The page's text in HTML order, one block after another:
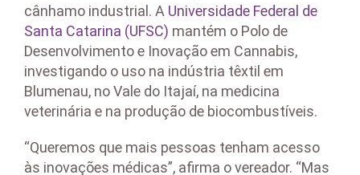
cânhamo industrial. A Universidade Federal de
Santa Catarina (UFSC) mantém o Polo de
Desenvolvimento e Inovação em Cannabis,
investigando o uso na indústria têxtil em
Blumenau, no Vale do Itajaí, na medicina
veterinária e na produção de biocombustíveis.
“Queremos que mais pessoas tenham acesso
às inovações médicas”, afirma o vereador. “Mas